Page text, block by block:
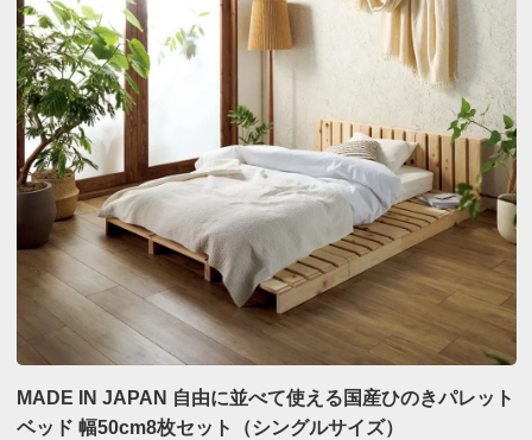
MADE IN JAPAN 自由に並べて使える国産ひのきパレット
ベッド 幅50cm8枚セット（シングルサイズ）